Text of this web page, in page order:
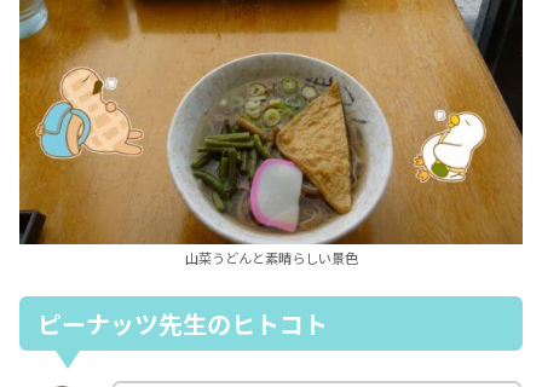
山菜うどんと素晴らしい景色
ピーナッツ先生のヒトコト